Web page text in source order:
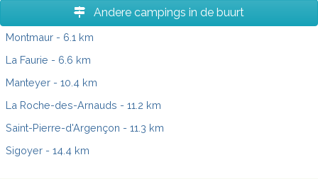
Andere campings in de buurt
Montmaur - 6.1 km
La Faurie - 6.6 km
Manteyer - 10.4 km
La Roche-des-Arnauds - 11.2 km
Saint-Pierre-d'Argençon - 11.3 km
Sigoyer - 14.4 km